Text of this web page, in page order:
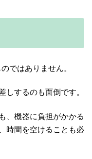
ではありません。
しするのも面倒です。
、機器に負担がかかる
時間を空けることも必